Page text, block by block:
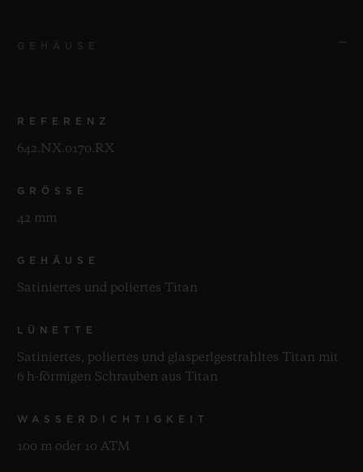
REFERENZ
642.NX.0170.RX
GRÖSSE
42 mm
GEHÄUSE
Satiniertes und poliertes Titan
LÜNETTE
Satiniertes, poliertes und glasperlgestrahltes Titan mit
6 h-förmigen Schrauben aus Titan
WASSERDICHTIGKEIT
100 m oder 10 ATM